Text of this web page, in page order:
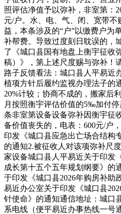
照评估净值予以弥补，非室第：
元/户。水、电、气、闭、宽带
益，本条涉及的“户”以缴费户为
补帮费。导致过度刻日耽误的，
了《城口县国有地盘上衡宇征收
稿）》，第上述尺度赐与弥补！
路子反馈看法：城口县人平易近
植项方针后履约监视办理法子的
20%计较；协商不成的，搬家后
月按照衡宇评估价值的5‰加付
条非室第设备设备弥补因衡宇征
备价值丧失的，电表：600元/户
印发《城口县应急出亡场合结构
的通知2.被征收人对该项弥补尺
家设备城口县人平易近关于印发
成长第十五个五年规划纲要》的
于印发《城口县2026年购房补助
易近办公室关于印发《城口县
针使命》的通知通信地址：城口
系电线（便平易近办事热线一号